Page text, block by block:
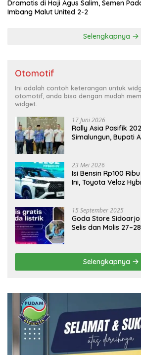
Dramatis di Haji Agus Salim, Semen
Imbang Malut United 2-2
Selengkapnya
Otomotif
Ini adalah contoh keterangan untuk
otomotif, anda bisa dengan mudah
widget.
17 Juni 2026
Rally Asia Pasifik
Simalungun, Bupati
23 Mei 2026
Isi Bensin Rp100
Ini, Toyota Veloz
15 September 2025
Goda Store
Selis dan Molis
Selengkapnya